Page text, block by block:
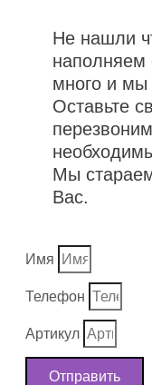
Не нашли
наполняем
много и мы
Оставьте
Мы
Вас.
Имя
Телефон
Артикул
Отправить